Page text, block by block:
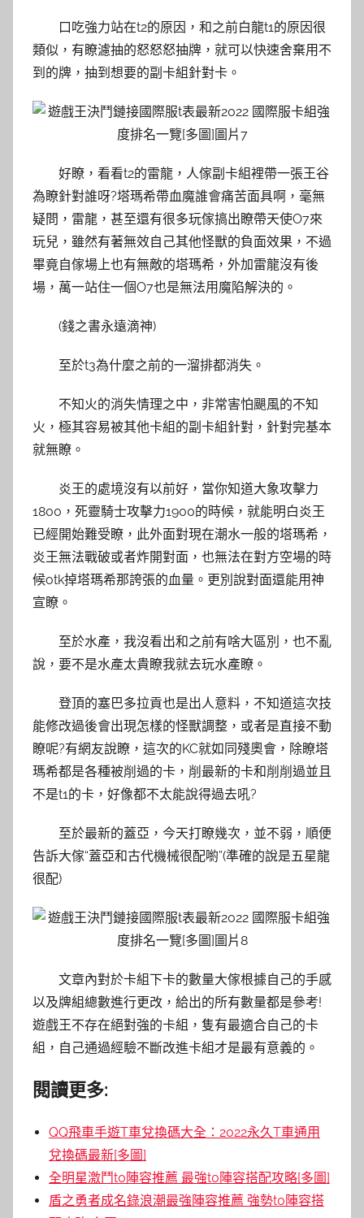
口吃強力站在t2的原因，和之前白龍t1的原因很
類似，有瞭濾抽的怒怒怒抽牌，就可以快速舍棄用不
到的牌，抽到想要的副卡組針對卡。
好瞭，看看t2的雷龍，人傢副卡組裡帶一張王谷
為瞭針對誰呀?塔瑪希帶血魔誰會痛苦面具啊，毫無
疑問，雷龍，甚至還有很多玩傢搞出瞭帶天使O7來
玩兒，雖然有著無效自己其他怪獸的負面效果，不過
畢竟自傢場上也有無敵的塔瑪希，外加雷龍沒有後
場，萬一站住一個O7也是無法用魔陷解決的。
(錢之書永遠滴神)
至於t3為什麼之前的一溜排都消失。
不知火的消失情理之中，非常害怕颶風的不知
火，極其容易被其他卡組的副卡組針對，針對完基本
就無瞭。
炎王的處境沒有以前好，當你知道大象攻擊力
1800，死靈騎士攻擊力1900的時候，就能明白炎王
已經開始難受瞭，此外面對現在潮水一般的塔瑪希，
炎王無法戰破或者炸開對面，也無法在對方空場的時
候otk掉塔瑪希那誇張的血量。更別說對面還能用神
宣瞭。
至於水產，我沒看出和之前有啥大區別，也不亂
說，要不是水產太貴瞭我就去玩水產瞭。
登頂的塞巴多拉貢也是出人意料，不知道這次技
能修改過後會出現怎樣的怪獸調整，或者是直接不動
瞭呢?有網友說瞭，這次的KC就如同殘奧會，除瞭塔
瑪希都是各種被削過的卡，削最新的卡和削削過並且
不是t1的卡，好像都不太能說得過去吼?
至於最新的蓋亞，今天打瞭幾次，並不弱，順便
告訴大傢“蓋亞和古代機械很配喲”(準確的說是五星龍
很配)
文章內對於卡組下卡的數量大傢根據自己的手感
以及牌組總數進行更改，給出的所有數量都是參考!
遊戲王不存在絕對強的卡組，隻有最適合自己的卡
組，自己通過經驗不斷改進卡組才是最有意義的。
閱讀更多:
QQ飛車手遊T車兌換碼大全：2022永久T車通用
兌換碼最新[多圖]
全明星激鬥t0陣容推薦 最強t0陣容搭配攻略[多圖]
盾之勇者成名錄浪潮最強陣容推薦 強勢t0陣容搭